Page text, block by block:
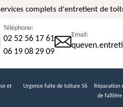
complets d'entretient de
Téléphone:
02 52 56 17 61
06 19 08 29 09
Email:
et
Urgence fuite de toiture 56
Réparation
de faîtière